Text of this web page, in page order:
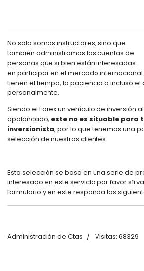
No solo somos instructores, sino que
también administramos las cuentas de
personas que si bien están interesadas
en participar en el mercado internacional
tienen el tiempo, la paciencia o incluso
personalmente.
Siendo el Forex un vehículo de inversión
apalancado, este no es situable para
inversionista, por lo que tenemos una
selección de nuestros clientes.
Esta selección se basa en una serie de
interesado en este servicio por favor
formulario y en este responda las
Administración de Ctas Visitas: 68329